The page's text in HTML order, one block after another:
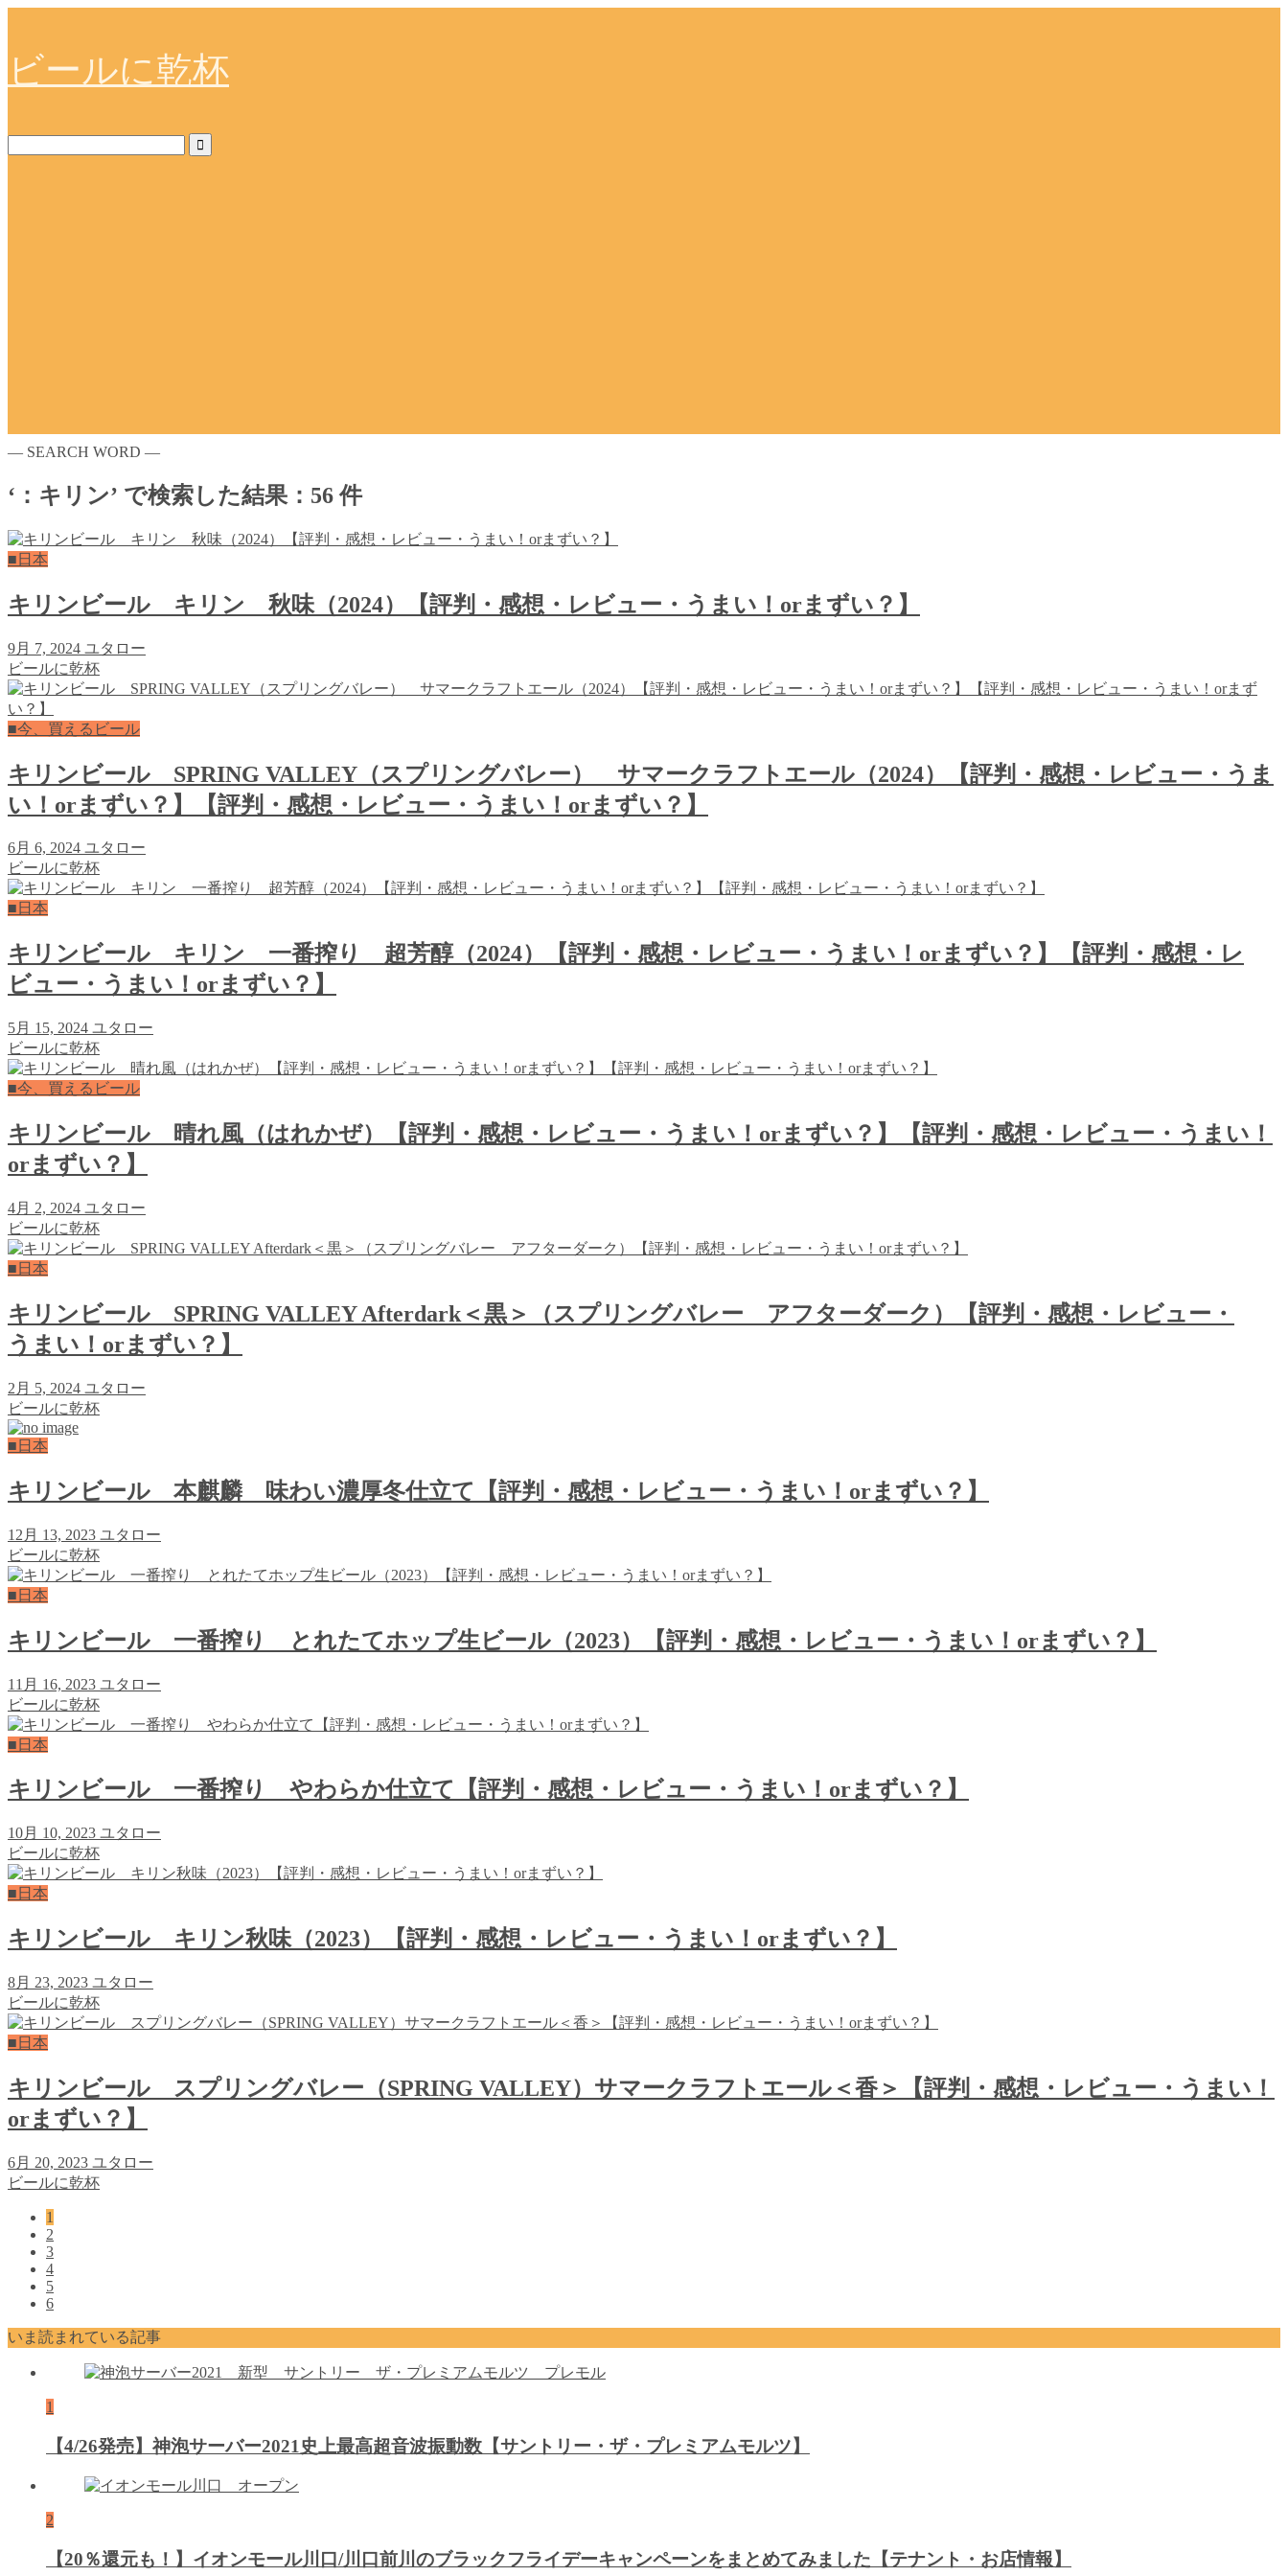
ビールに乾杯
― SEARCH WORD ―
‘：キリン’ で検索した結果：56 件
■日本
キリンビール キリン 秋味（2024）【評判・感想・レビュー・うまい！orまずい？】
9月 7, 2024 ユタロー
ビールに乾杯
■今、買えるビール
キリンビール SPRING VALLEY（スプリングバレー） サマークラフトエール（2024）【評判・感想・レビュー・うま
い！orまずい？】【評判・感想・レビュー・うまい！orまずい？】
6月 6, 2024 ユタロー
ビールに乾杯
■日本
キリンビール キリン 一番搾り 超芳醇（2024）【評判・感想・レビュー・うまい！orまずい？】【評判・感想・レ
ビュー・うまい！orまずい？】
5月 15, 2024 ユタロー
ビールに乾杯
■今、買えるビール
キリンビール 晴れ風（はれかぜ）【評判・感想・レビュー・うまい！orまずい？】【評判・感想・レビュー・うまい！
orまずい？】
4月 2, 2024 ユタロー
ビールに乾杯
■日本
キリンビール SPRING VALLEY Afterdark＜黒＞（スプリングバレー アフターダーク）【評判・感想・レビュー・
うまい！orまずい？】
2月 5, 2024 ユタロー
ビールに乾杯
■日本
キリンビール 本麒麟 味わい濃厚冬仕立て【評判・感想・レビュー・うまい！orまずい？】
12月 13, 2023 ユタロー
ビールに乾杯
■日本
キリンビール 一番搾り とれたてホップ生ビール（2023）【評判・感想・レビュー・うまい！orまずい？】
11月 16, 2023 ユタロー
ビールに乾杯
■日本
キリンビール 一番搾り やわらか仕立て【評判・感想・レビュー・うまい！orまずい？】
10月 10, 2023 ユタロー
ビールに乾杯
■日本
キリンビール キリン秋味（2023）【評判・感想・レビュー・うまい！orまずい？】
8月 23, 2023 ユタロー
ビールに乾杯
■日本
キリンビール スプリングバレー（SPRING VALLEY）サマークラフトエール＜香＞【評判・感想・レビュー・うまい！
orまずい？】
6月 20, 2023 ユタロー
ビールに乾杯
1
2
3
4
5
6
いま読まれている記事
1
【4/26発売】神泡サーバー2021史上最高超音波振動数【サントリー・ザ・プレミアムモルツ】
2
【20％還元も！】イオンモール川口/川口前川のブラックフライデーキャンペーンをまとめてみました【テナント・お店情報】